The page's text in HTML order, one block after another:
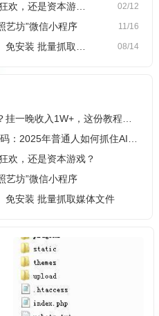
02/12
，还是资本游戏？
11/16
艺坊”微信小程序
08/14
批量抓取媒体文件
收入1W+，这份教程，小白可做~
年普通人如何抓住AI创业风口？
欢，还是资本游戏？
艺坊”微信小程序
免安装 批量抓取媒体文件